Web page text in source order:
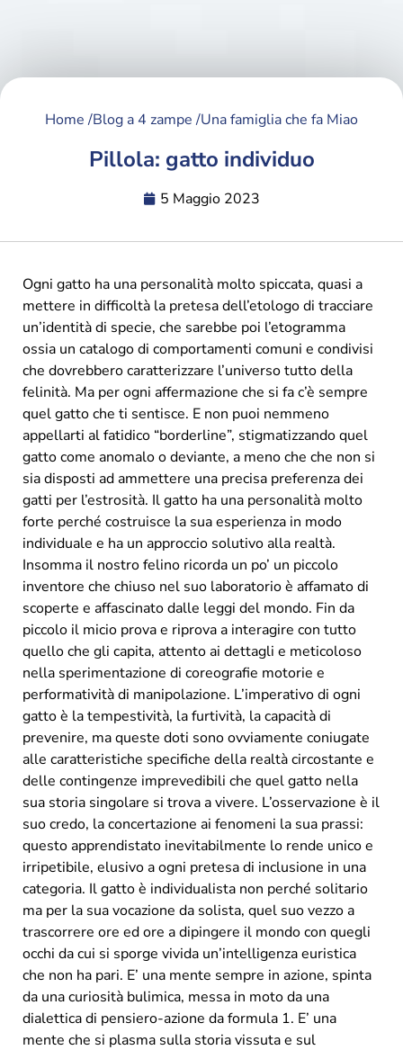
Home /Blog a 4 zampe /Una famiglia che fa Miao
Pillola: gatto individuo
5 Maggio 2023
Ogni gatto ha una personalità molto spiccata, quasi a
mettere in difficoltà la pretesa dell’etologo di tracciare
un’identità di specie, che sarebbe poi l’etogramma
ossia un catalogo di comportamenti comuni e condivisi
che dovrebbero caratterizzare l’universo tutto della
felinità. Ma per ogni affermazione che si fa c’è sempre
quel gatto che ti sentisce. E non puoi nemmeno
appellarti al fatidico “borderline”, stigmatizzando quel
gatto come anomalo o deviante, a meno che che non si
sia disposti ad ammettere una precisa preferenza dei
gatti per l’estrosità. Il gatto ha una personalità molto
forte perché costruisce la sua esperienza in modo
individuale e ha un approccio solutivo alla realtà.
Insomma il nostro felino ricorda un po’ un piccolo
inventore che chiuso nel suo laboratorio è affamato di
scoperte e affascinato dalle leggi del mondo. Fin da
piccolo il micio prova e riprova a interagire con tutto
quello che gli capita, attento ai dettagli e meticoloso
nella sperimentazione di coreografie motorie e
performatività di manipolazione. L’imperativo di ogni
gatto è la tempestività, la furtività, la capacità di
prevenire, ma queste doti sono ovviamente coniugate
alle caratteristiche specifiche della realtà circostante e
delle contingenze imprevedibili che quel gatto nella
sua storia singolare si trova a vivere. L’osservazione è il
suo credo, la concertazione ai fenomeni la sua prassi:
questo apprendistato inevitabilmente lo rende unico e
irripetibile, elusivo a ogni pretesa di inclusione in una
categoria. Il gatto è individualista non perché solitario
ma per la sua vocazione da solista, quel suo vezzo a
trascorrere ore ed ore a dipingere il mondo con quegli
occhi da cui si sporge vivida un’intelligenza euristica
che non ha pari. E’ una mente sempre in azione, spinta
da una curiosità bulimica, messa in moto da una
dialettica di pensiero-azione da formula 1. E’ una
mente che si plasma sulla storia vissuta e sul